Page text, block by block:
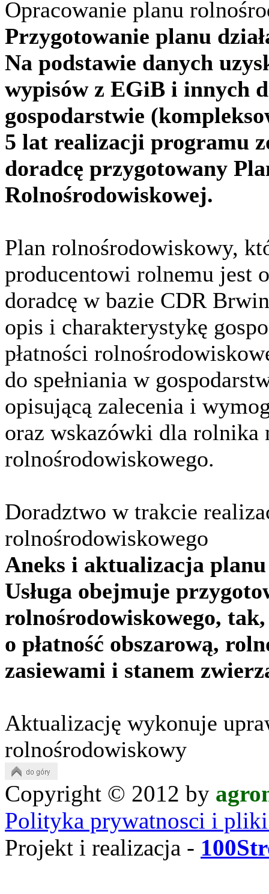
Opracowanie planu
Przygotowanie planu
Na podstawie danych
wypisów z EGiB i innych
gospodarstwie
5 lat realizacji programu
doradcę przygotowany
Rolnośrodowiskowej.
Plan rolnośrodowiskowy,
producentowi rolnemu jest
doradcę w bazie CDR
opis i charakterystykę
płatności
do spełniania w
opisującą zalecenia i
oraz wskazówki dla rolnika
rolnośrodowiskowego.
Doradztwo w trakcie
rolnośrodowiskowego
Aneks i aktualizacja
Usługa obejmuje
rolnośrodowiskowego,
o płatność obszarową,
zasiewami i stanem
Aktualizację wykonuje
rolnośrodowiskowy
Copyright © 2012 by
Polityka prywatnosci i
Projekt i realizacja -